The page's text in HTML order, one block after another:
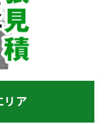
リア